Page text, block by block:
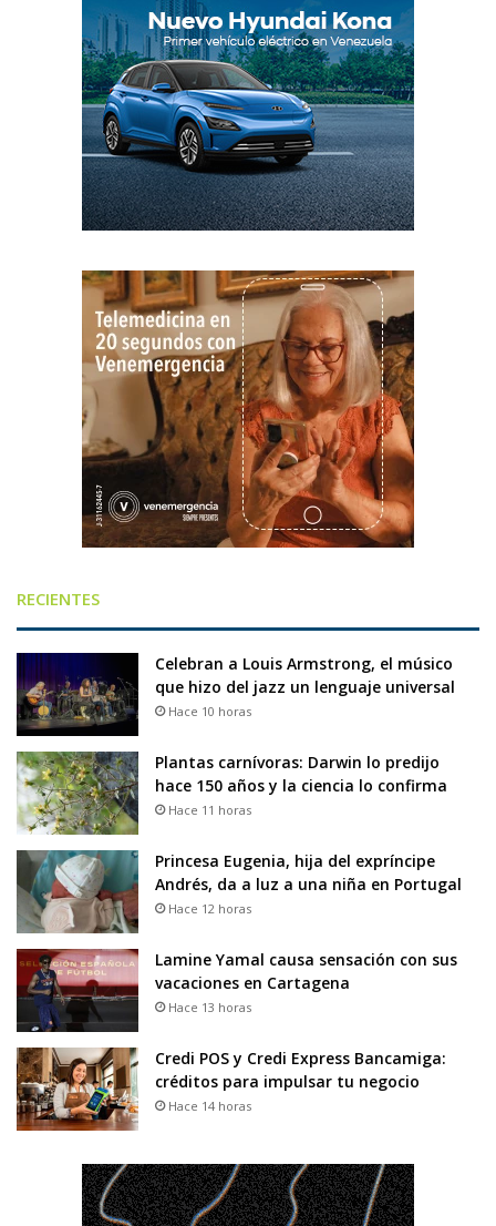
RECIENTES
Celebran a Louis Armstrong, el músico
que hizo del jazz un lenguaje universal
Hace 10 horas
Plantas carnívoras: Darwin lo predijo
hace 150 años y la ciencia lo confirma
Hace 11 horas
Princesa Eugenia, hija del expríncipe
Andrés, da a luz a una niña en Portugal
Hace 12 horas
Lamine Yamal causa sensación con sus
vacaciones en Cartagena
Hace 13 horas
Credi POS y Credi Express Bancamiga:
créditos para impulsar tu negocio
Hace 14 horas